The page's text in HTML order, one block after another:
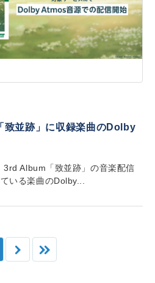
並跡」に収録楽曲のDolby
Album「致並跡」の音楽配信
いる楽曲のDolby...